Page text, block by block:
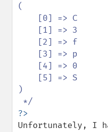
(
)
Unfortunately, I